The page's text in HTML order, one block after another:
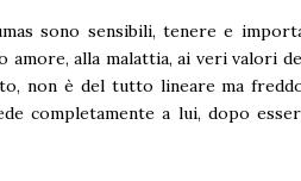
sono sensibili, tenere e
amore, alla malattia, ai veri valori
non è del tutto lineare ma
completamente a lui, dopo